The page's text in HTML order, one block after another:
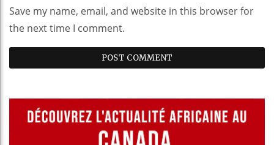
Save my name, email, and website in this browser for
the next time I comment.